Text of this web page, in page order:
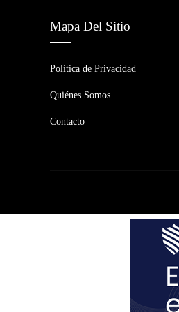
Mapa Del Sitio
Política de Privacidad
Quiénes Somos
Contacto